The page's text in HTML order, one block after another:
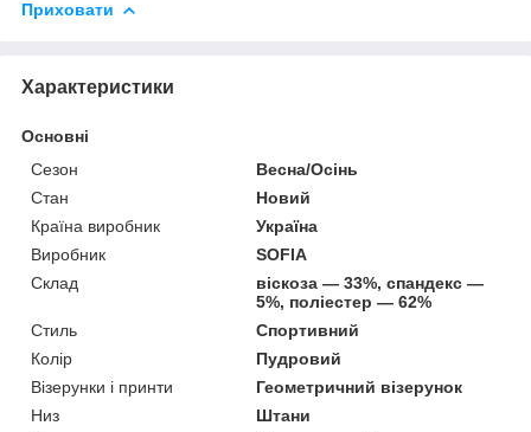
Приховати
Характеристики
Основні
Сезон
Весна/Осінь
Стан
Новий
Країна виробник
Україна
Виробник
SOFIA
Склад
віскоза — 33%, спандекс —
5%, поліестер — 62%
Стиль
Спортивний
Колір
Пудровий
Візерунки і принти
Геометричний візерунок
Низ
Штани